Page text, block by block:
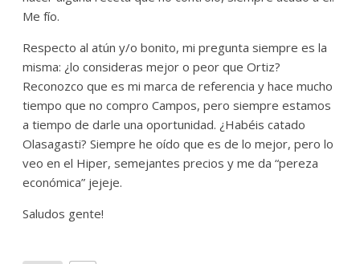
Me fío.
Respecto al atún y/o bonito, mi pregunta siempre es la
misma: ¿lo consideras mejor o peor que Ortiz?
Reconozco que es mi marca de referencia y hace mucho
tiempo que no compro Campos, pero siempre estamos
a tiempo de darle una oportunidad. ¿Habéis catado
Olasagasti? Siempre he oído que es de lo mejor, pero lo
veo en el Hiper, semejantes precios y me da “pereza
económica” jejeje.
Saludos gente!